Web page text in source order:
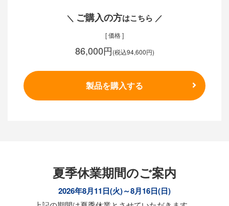
＼ ご購入の方はこちら ／
[ 価格 ]
86,000円(税込94,600円)
製品を購入する
夏季休業期間のご案内
2026年8月11日(火)～8月16日(日)